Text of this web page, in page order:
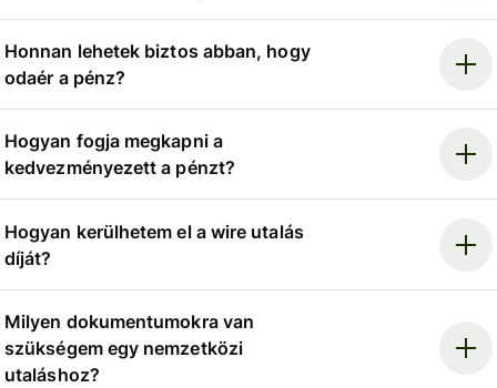
Honnan lehetek biztos abban, hogy
odaér a pénz?
Hogyan fogja megkapni a
kedvezményezett a pénzt?
Hogyan kerülhetem el a wire utalás
díját?
Milyen dokumentumokra van
szükségem egy nemzetközi
utaláshoz?